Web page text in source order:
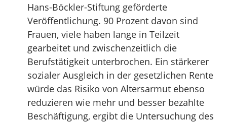
Hans-Böckler-Stiftung geförderte
Veröffentlichung. 90 Prozent davon sind
Frauen, viele haben lange in Teilzeit
gearbeitet und zwischenzeitlich die
Berufstätigkeit unterbrochen. Ein stärkerer
sozialer Ausgleich in der gesetzlichen Rente
würde das Risiko von Altersarmut ebenso
reduzieren wie mehr und besser bezahlte
Beschäftigung, ergibt die Untersuchung des